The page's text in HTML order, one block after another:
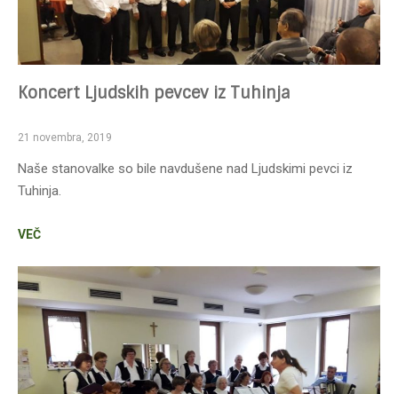
Koncert Ljudskih pevcev iz Tuhinja
21 novembra, 2019
Naše stanovalke so bile navdušene nad Ljudskimi pevci iz
Tuhinja.
VEČ